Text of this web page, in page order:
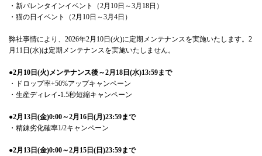
・新バレンタインイベント（2月10日～3月18日）
・猫の日イベント（2月10日～3月4日）
弊社事情により、2026年2月10日(火)に定期メンテナンスを実施いたします。2
月11日(水)は定期メンテナンスを実施いたしません。
●2月10日(火)メンテナンス後～2月18日(水)13:59まで
・ドロップ率+50%アップキャンペーン
・生産ディレイ-1.5秒短縮キャンペーン
●2月13日(金)0:00～2月16日(月)23:59まで
・精錬劣化確率1/2キャンペーン
●2月13日(金)0:00～2月15日(日)23:59まで